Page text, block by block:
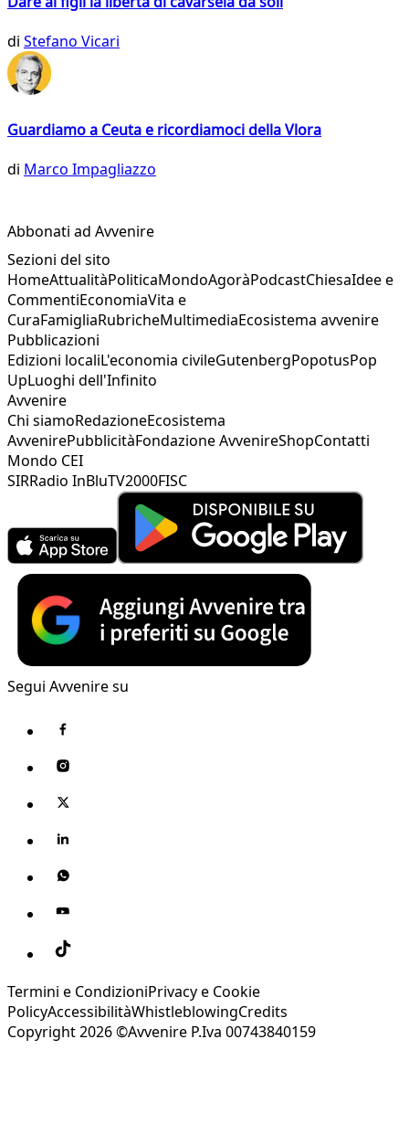
di Stefano Vicari
Guardiamo a Ceuta e ricordiamoci della Vlora
di Marco Impagliazzo
Abbonati ad Avvenire
Sezioni del sito
HomeAttualitàPoliticaMondoAgoràPodcastChiesaIdee e
CommentiEconomiaVita e
CuraFamigliaRubricheMultimediaEcosistema avvenire
Pubblicazioni
Edizioni localiL'economia civileGutenbergPopotusPop
UpLuoghi dell'Infinito
Avvenire
Chi siamoRedazioneEcosistema
AvvenirePubblicitàFondazione AvvenireShopContatti
Mondo CEI
SIRRadio InBluTV2000FISC
Segui Avvenire su
Termini e CondizioniPrivacy e Cookie
PolicyAccessibilitàWhistleblowingCredits
Copyright 2026 ©Avvenire P.Iva 00743840159